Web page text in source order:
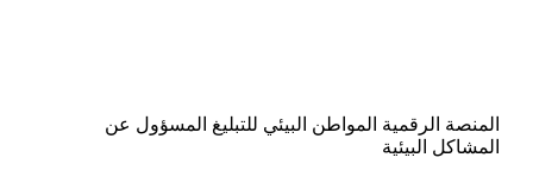
المنصة الرقمية المواطن البيئي للتبليغ المسؤول عن
المشاكل البيئية